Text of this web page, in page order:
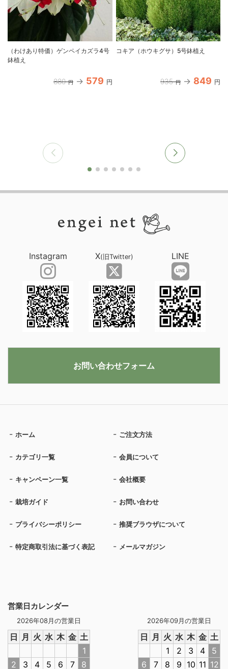
（わけあり特価）ゲンペイカズラ4号
鉢植え
880 円 579 円
コキア（ホウキグサ）5号鉢植え
935 円 849 円
営業日カレンダー
2026年08月の営業日
日 月 火 水 木 金 土
1
2
3 4 5 6 7 8
2026年09月の営業日
日 月 火 水 木 金 土
1
2 3 4
5
6
7 8 9 10 11 12
ホーム ご注文方法
カテゴリ一覧 会員について
キャンペーン一覧 会社概要
栽培ガイド お問い合わせ
プライバシーポリシー 推奨ブラウザについて
特定商取引法に基づく表記 メールマガジン
Instagram X(旧Twitter) LINE
お問い合わせフォーム